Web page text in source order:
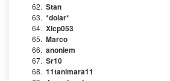
62. Stan
63. *dolar*
64. Xlcp053
65. Marco
66. anoniem
67. Sr10
68. 11tanimara11